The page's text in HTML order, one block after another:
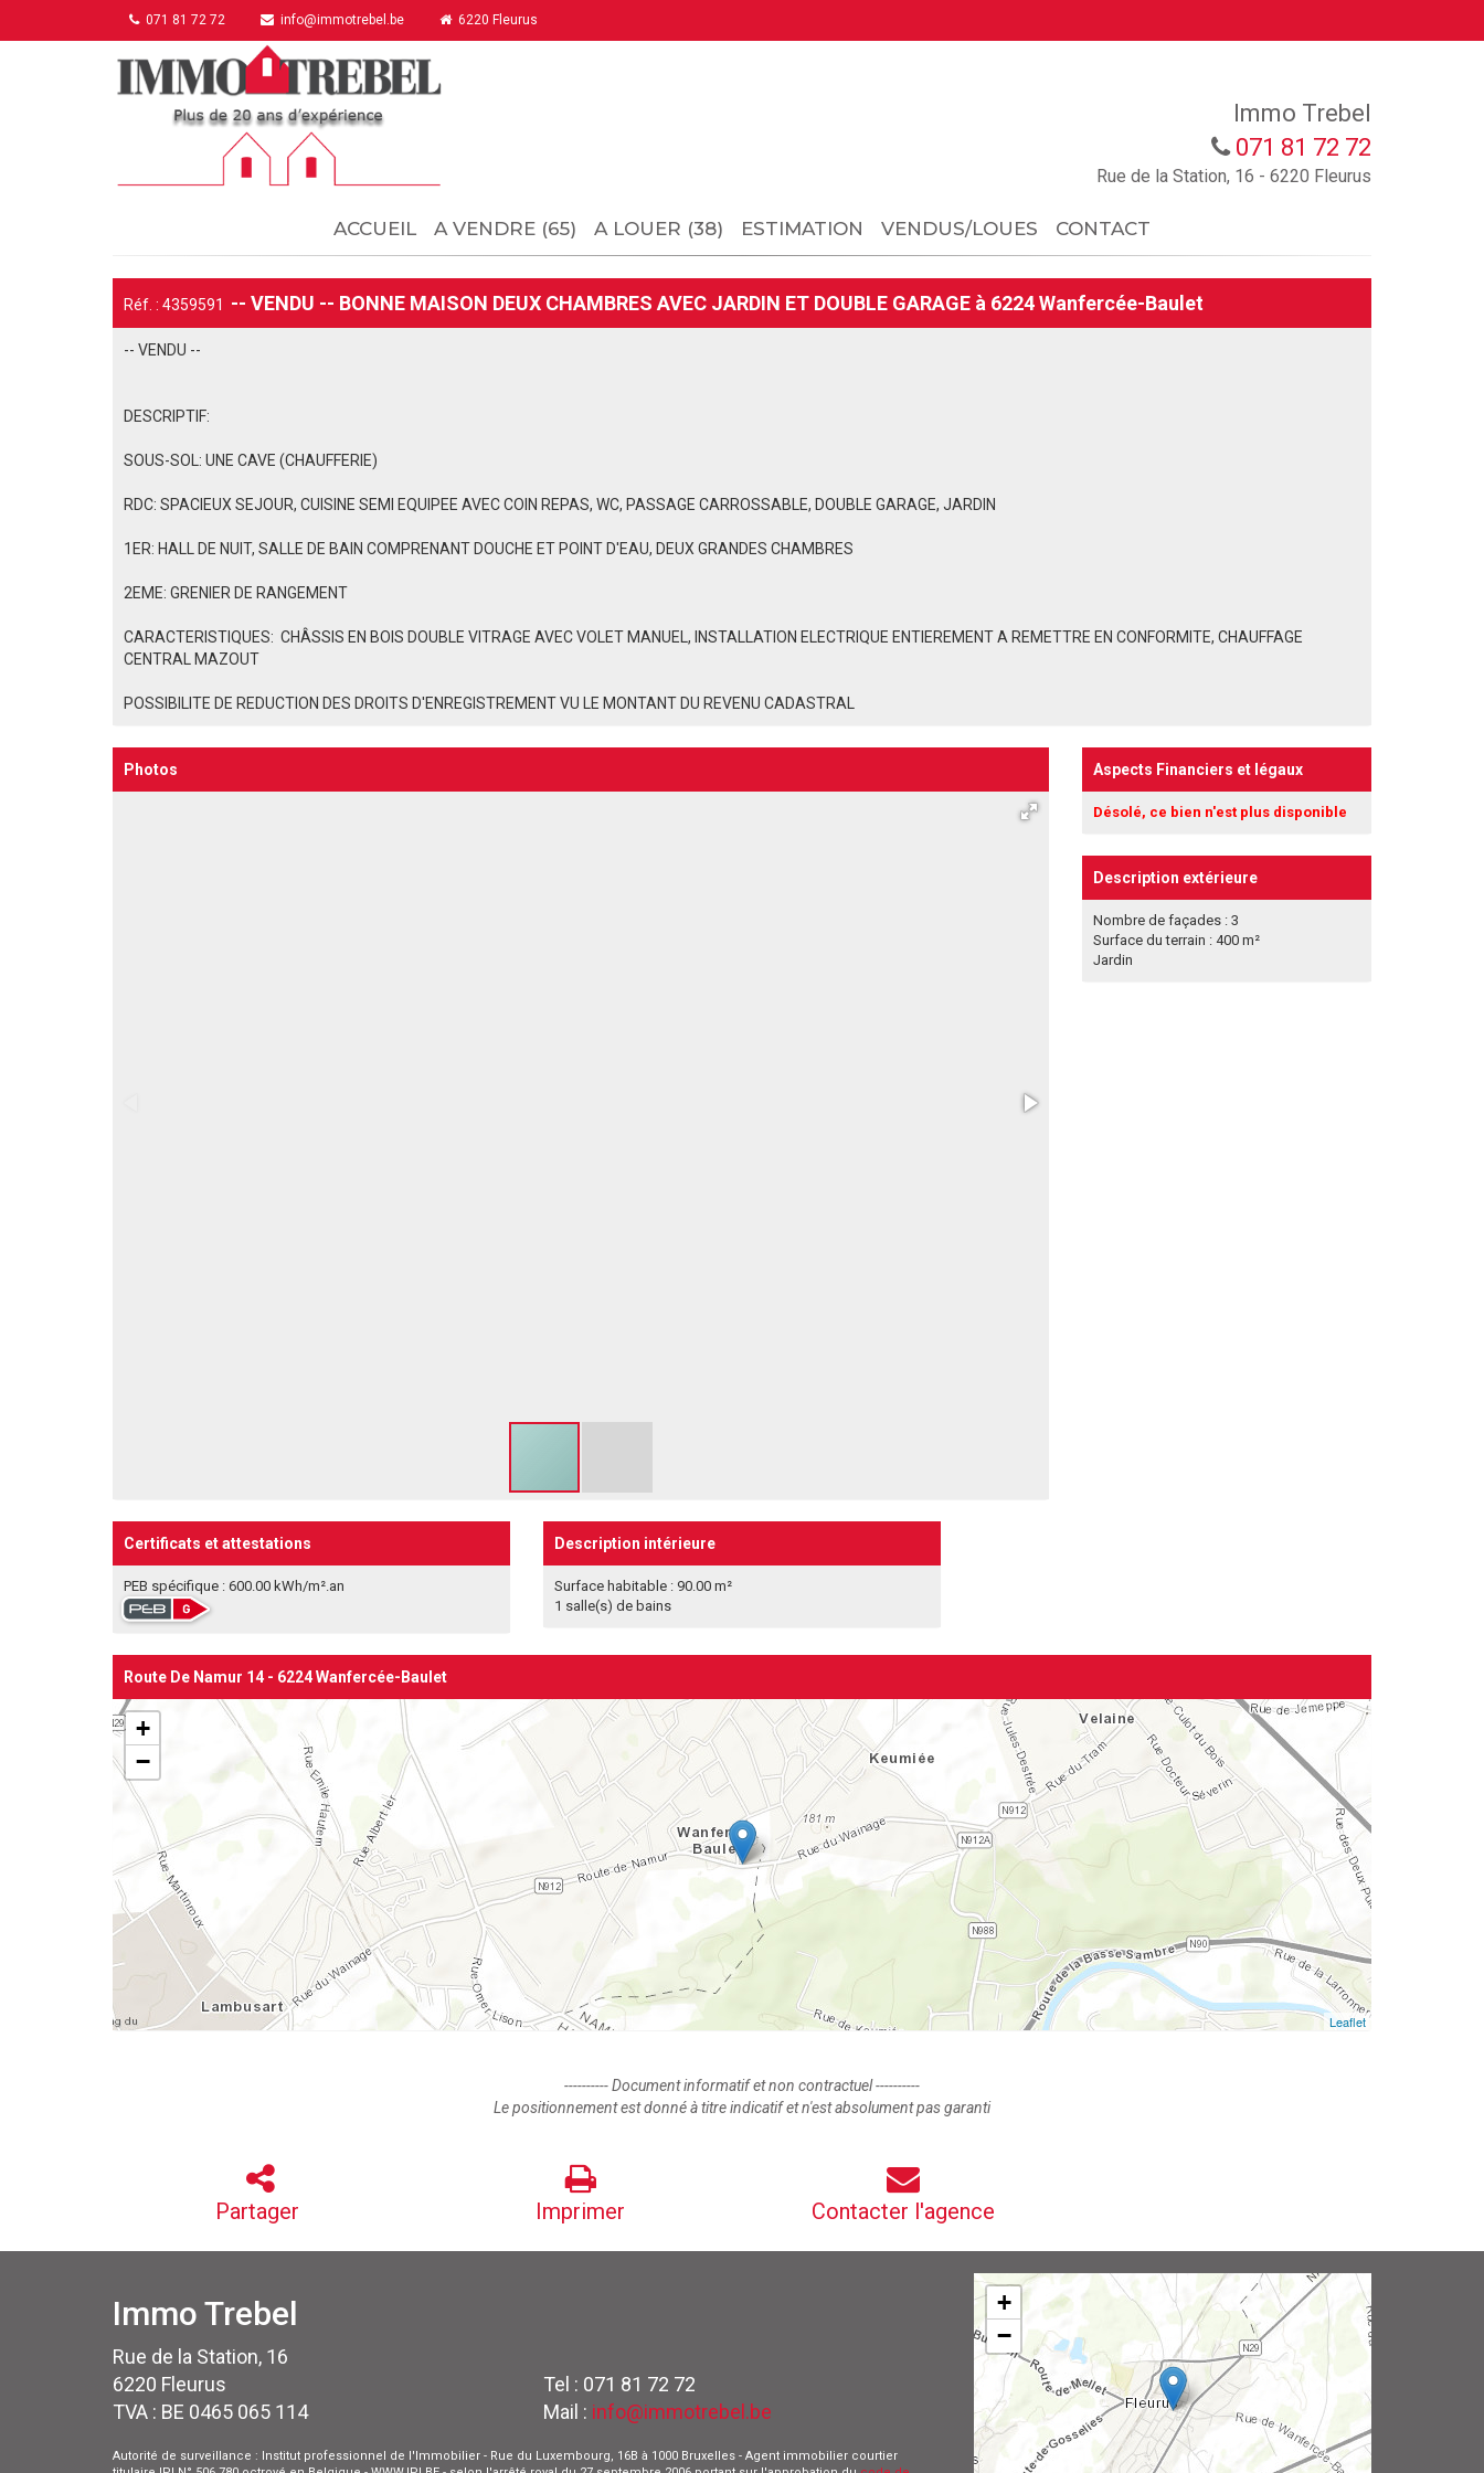
071 81 72 72 info@immotrebel.be 6220 Fleurus
Immo Trebel
071 81 72 72
Rue de la Station, 16 - 6220 Fleurus
ACCUEIL A VENDRE (65) A LOUER (38) ESTIMATION VENDUS/LOUES CONTACT
Réf. : 4359591 -- VENDU -- BONNE MAISON DEUX CHAMBRES AVEC JARDIN ET DOUBLE GARAGE à 6224 Wanfercée-Baulet
-- VENDU --
DESCRIPTIF:
SOUS-SOL: UNE CAVE (CHAUFFERIE)
RDC: SPACIEUX SEJOUR, CUISINE SEMI EQUIPEE AVEC COIN REPAS, WC, PASSAGE CARROSSABLE, DOUBLE GARAGE, JARDIN
1ER: HALL DE NUIT, SALLE DE BAIN COMPRENANT DOUCHE ET POINT D'EAU, DEUX GRANDES CHAMBRES
2EME: GRENIER DE RANGEMENT
CARACTERISTIQUES: CHÂSSIS EN BOIS DOUBLE VITRAGE AVEC VOLET MANUEL, INSTALLATION ELECTRIQUE ENTIEREMENT A REMETTRE EN CONFORMITE, CHAUFFAGE
CENTRAL MAZOUT
POSSIBILITE DE REDUCTION DES DROITS D'ENREGISTREMENT VU LE MONTANT DU REVENU CADASTRAL
Photos Aspects Financiers et légaux
Désolé, ce bien n'est plus disponible
Description extérieure
Nombre de façades : 3
Surface du terrain : 400 m²
Jardin
Certificats et attestations
PEB spécifique : 600.00 kWh/m².an
Description intérieure
Surface habitable : 90.00 m²
1 salle(s) de bains
Route De Namur 14 - 6224 Wanfercée-Baulet
+
−
Leaflet
---------- Document informatif et non contractuel ----------
Le positionnement est donné à titre indicatif et n'est absolument pas garanti
Partager Imprimer Contacter l'agence
Immo Trebel
Rue de la Station, 16
6220 Fleurus
TVA : BE 0465 065 114
Tel : 071 81 72 72
Mail : info@immotrebel.be
Autorité de surveillance : Institut professionnel de l'Immobilier - Rue du Luxembourg, 16B à 1000 Bruxelles - Agent immobilier courtier
+
−